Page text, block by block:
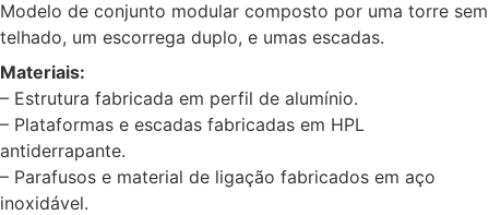
Modelo de conjunto modular composto por uma torre sem
telhado, um escorrega duplo, e umas escadas.
Materiais:
– Estrutura fabricada em perfil de alumínio.
– Plataformas e escadas fabricadas em HPL
antiderrapante.
– Parafusos e material de ligação fabricados em aço
inoxidável.